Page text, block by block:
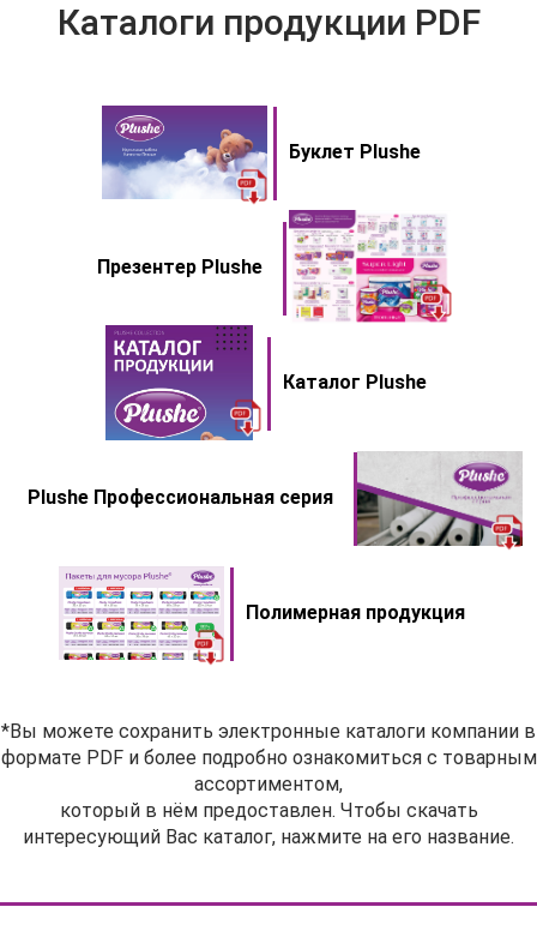
Каталоги продукции PDF
Буклет Plushe
Презентер Plushe
Каталог Plushe
Plushe Профессиональная серия
Полимерная продукция
*Вы можете сохранить электронные каталоги компании в
формате PDF и более подробно ознакомиться с товарным
ассортиментом,
который в нём предоставлен. Чтобы скачать
интересующий Вас каталог, нажмите на его название.